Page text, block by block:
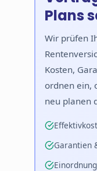
Plans
Wir prüfen
Kosten,
ordnen ein,
neu planen
Garantien